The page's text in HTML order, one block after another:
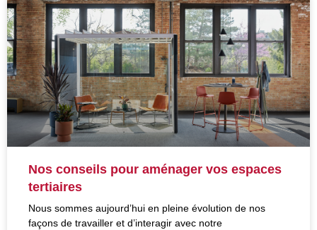
Nos conseils pour aménager vos espaces
tertiaires
Nous sommes aujourd’hui en pleine évolution de nos
façons de travailler et d’interagir avec notre